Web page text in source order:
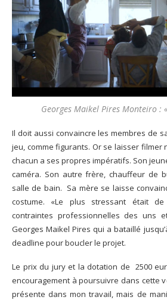
Georges Maikel Pires Monteiro :
Il doit aussi convaincre les membres de
jeu, comme figurants. Or se laisser filmer
chacun a ses propres impératifs. Son
caméra. Son autre frère, chauffeur de
salle de bain. Sa mère se laisse
costume. «Le plus stressant était
contraintes professionnelles des uns
Georges Maikel Pires qui a bataillé
deadline pour boucler le projet.
Le prix du jury et la dotation de 2500
encouragement à poursuivre dans cette
présente dans mon travail, mais de